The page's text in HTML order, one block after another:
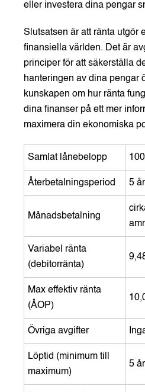
eller investera dina pengar
Slutsatsen är att ränta utgör
finansiella världen. Det är
principer för att säkerställa
hanteringen av dina pengar
kunskapen om hur ränta
dina finanser på ett mer
maximera din ekonomiska
Samlat lånebelopp
Återbetalningsperiod 5 år
Månadsbetalning
Variabel ränta
(debitorränta)
Max effektiv ränta
(ÅOP)
Övriga avgifter
Löptid (minimum till
maximum)
5 år